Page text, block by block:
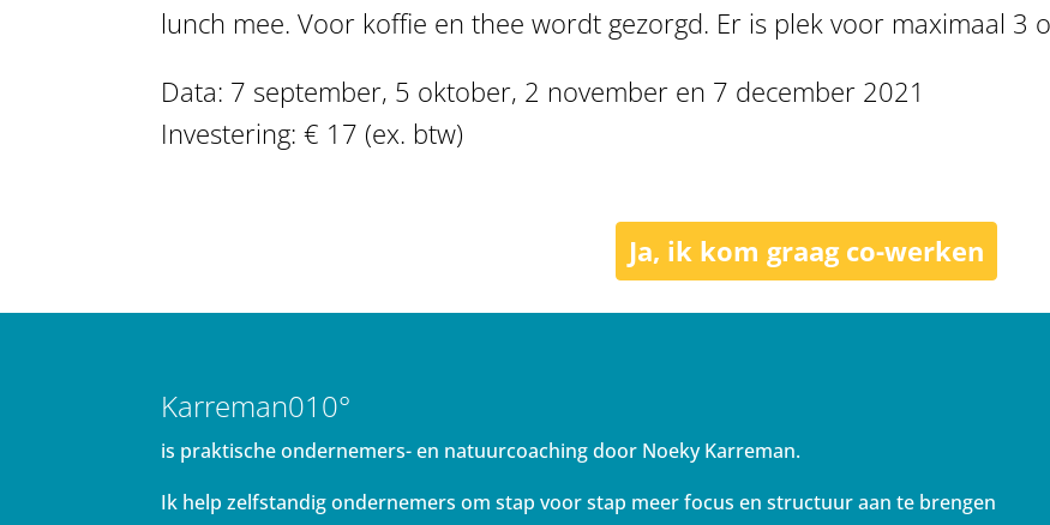
lunch mee. Voor koffie en thee wordt gezorgd. Er is plek voor maximaal 3
Data: 7 september, 5 oktober, 2 november en 7 december 2021
Investering: € 17 (ex. btw)
Ja, ik kom graag co-werken
Karreman010°
is praktische ondernemers- en natuurcoaching door Noeky Karreman.
Ik help zelfstandig ondernemers om stap voor stap meer focus en structuur aan te brengen